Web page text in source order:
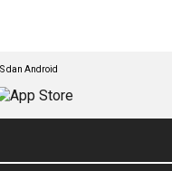
dan Android